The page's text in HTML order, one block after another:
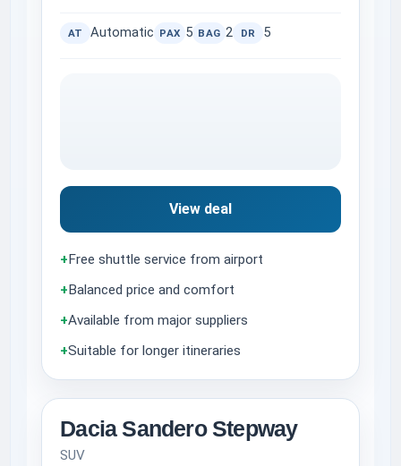
AT Automatic PAX 5 BAG 2 DR 5
View deal
+Free shuttle service from airport
+Balanced price and comfort
+Available from major suppliers
+Suitable for longer itineraries
Dacia Sandero Stepway
SUV